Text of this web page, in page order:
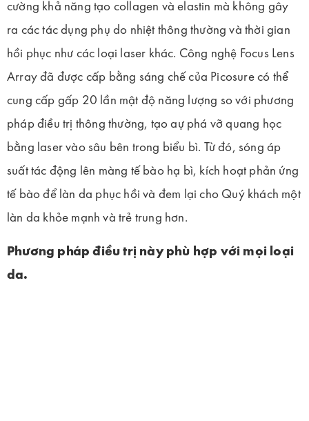
cường khả năng tạo collagen và elastin mà không gây
ra các tác dụng phụ do nhiệt thông thường và thời gian
hồi phục như các loại laser khác. Công nghệ Focus Lens
Array đã được cấp bằng sáng chế của Picosure có thể
cung cấp gấp 20 lần mật độ năng lượng so với phương
pháp điều trị thông thường, tạo aự phá vỡ quang học
bằng laser vào sâu bên trong biểu bì. Từ đó, sóng áp
suất tác động lên màng tế bào hạ bì, kích hoạt phản ứng
tế bào để làn da phục hồi và đem lại cho Quý khách một
làn da khỏe mạnh và trẻ trung hơn.
Phương pháp điều trị này phù hợp với mọi loại
da.